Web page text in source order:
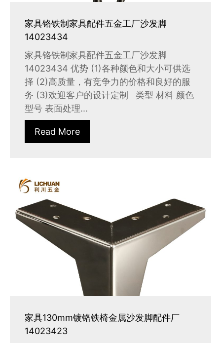
家具铬铁制家具配件五金工厂沙发脚
14023434
家具铬铁制家具配件五金工厂沙发脚
14023434 优势 (1)各种颜色和大小可供选
择 (2)高质量，有竞争力的价格和良好的服
务 (3)欢迎客户的设计定制 类型 材料 颜色
型号 表面处理...
Read More
家具130mm镀铬铁椅金属沙发脚配件厂
14023423